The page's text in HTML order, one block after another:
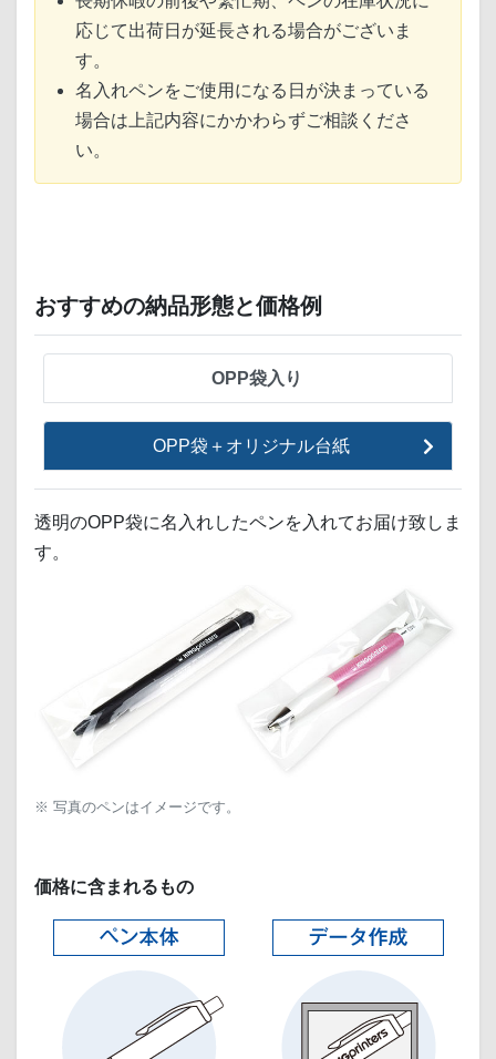
応じて出荷日が延長される場合がございま
す。
名入れペンをご使用になる日が決まっている
場合は上記内容にかかわらずご相談くださ
い。
おすすめの納品形態と価格例
OPP袋入り
OPP袋＋オリジナル台紙
透明のOPP袋に名入れしたペンを入れてお届け致しま
す。
※ 写真のペンはイメージです。
価格に含まれるもの